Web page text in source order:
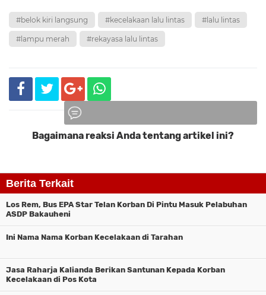
#belok kiri langsung #kecelakaan lalu lintas #lalu lintas
#lampu merah #rekayasa lalu lintas
Komentar
Bagaimana reaksi Anda tentang artikel ini?
Berita Terkait
Los Rem, Bus EPA Star Telan Korban Di Pintu Masuk Pelabuhan
ASDP Bakauheni
Ini Nama Nama Korban Kecelakaan di Tarahan
Jasa Raharja Kalianda Berikan Santunan Kepada Korban
Kecelakaan di Pos Kota